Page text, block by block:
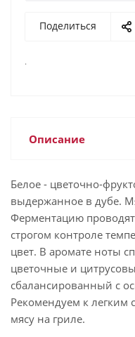
Поделиться
.
Описание
Белое - цветочно-
выдержанное в дубе.
Ферментацию
строгом контроле
цвет. В аромате ноты
цветочные и
сбалансированный с
Рекомендуем к легким
мясу на гриле.